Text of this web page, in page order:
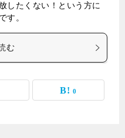
したくない！という方に
す。
む
0